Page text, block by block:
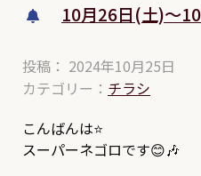
10月26日(土)～
投稿： 2024年10月25日
カテゴリー： チラシ
こんばんは⭐
スーパーネゴロです😊🎶